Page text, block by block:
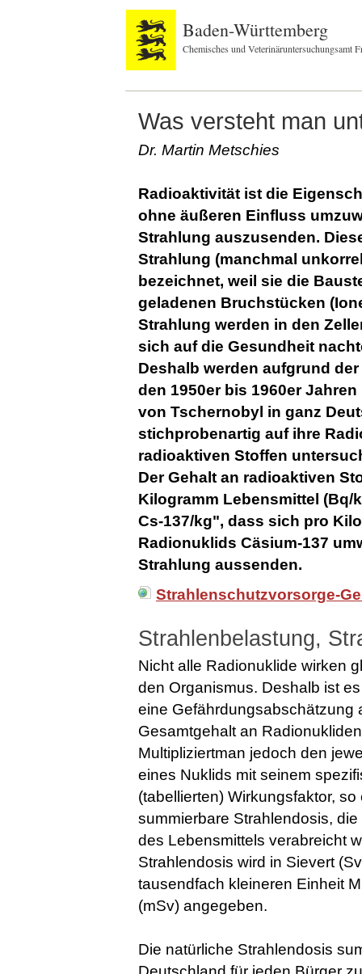
Baden-Württemberg
Chemisches und Veterinäruntersuchungsamt
Was versteht man
Dr. Martin Metschies
Radioaktivität ist die
ohne äußeren Einfluss
Strahlung auszusenden.
Strahlung (manchmal
bezeichnet, weil sie die
geladenen Bruchstücken
Strahlung werden in den
sich auf die Gesundheit
Deshalb werden aufgrund
den 1950er bis 1960er
von Tschernobyl in ganz
stichprobenartig auf ihre
radioaktiven Stoffen
Der Gehalt an radioaktiven
Kilogramm Lebensmittel (Bq/
Cs-137/kg", dass sich pro
Radionuklids Cäsium-137
Strahlung aussenden.
Strahlenschutzvorsorge-
Strahlenbelastung,
Nicht alle Radionuklide wirken
den Organismus. Deshalb ist
eine Gefährdungsabschätzung
Gesamtgehalt an
Multipliziertman jedoch den
eines Nuklids mit seinem
(tabellierten) Wirkungsfaktor,
summierbare Strahlendosis,
des Lebensmittels verabreicht
Strahlendosis wird in Sievert
tausendfach kleineren Einheit
(mSv) angegeben.
Die natürliche Strahlendosis